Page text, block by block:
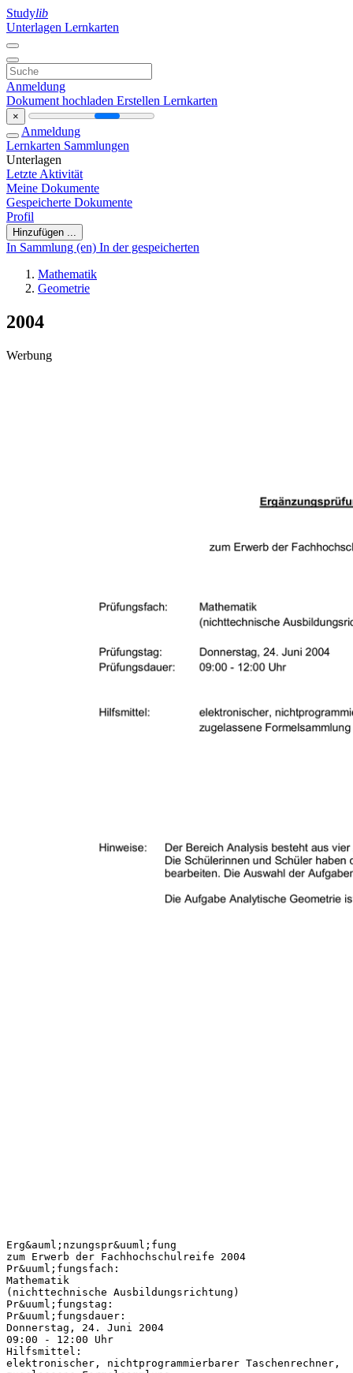
Studylib
Unterlagen Lernkarten
Anmeldung
Dokument hochladen Erstellen Lernkarten
×
Anmeldung
Lernkarten Sammlungen
Unterlagen
Letzte Aktivität
Meine Dokumente
Gespeicherte Dokumente
Profil
Hinzufügen ...
In Sammlung (en) In der gespeicherten
Mathematik
Geometrie
2004
Werbung
Erg&auml;nzungspr&uuml;fung
zum Erwerb der Fachhochschulreife 2004
Pr&uuml;fungsfach:
Mathematik
(nichttechnische Ausbildungsrichtung)
Pr&uuml;fungstag:
Pr&uuml;fungsdauer:
Donnerstag, 24. Juni 2004
09:00 - 12:00 Uhr
Hilfsmittel:
elektronischer, nichtprogrammierbarer Taschenrechner,